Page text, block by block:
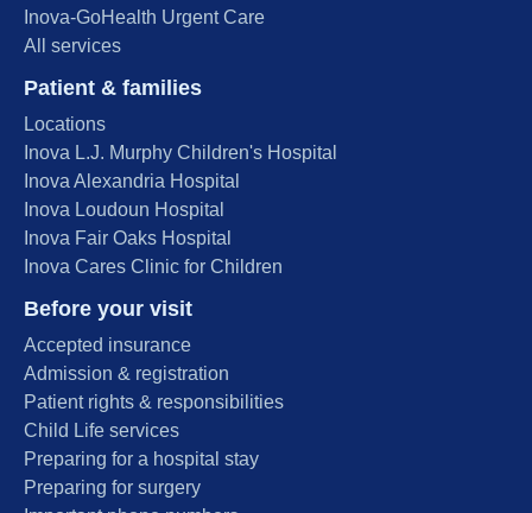
Inova-GoHealth Urgent Care
All services
Patient & families
Locations
Inova L.J. Murphy Children's Hospital
Inova Alexandria Hospital
Inova Loudoun Hospital
Inova Fair Oaks Hospital
Inova Cares Clinic for Children
Before your visit
Accepted insurance
Admission & registration
Patient rights & responsibilities
Child Life services
Preparing for a hospital stay
Preparing for surgery